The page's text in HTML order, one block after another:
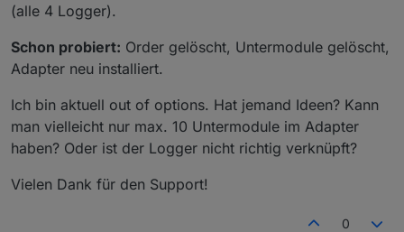
(alle 4 Logger).
Schon probiert: Order gelöscht, Untermodule gelöscht,
Adapter neu installiert.
Ich bin aktuell out of options. Hat jemand Ideen? Kann
man vielleicht nur max. 10 Untermodule im Adapter
haben? Oder ist der Logger nicht richtig verknüpft?
Vielen Dank für den Support!
0